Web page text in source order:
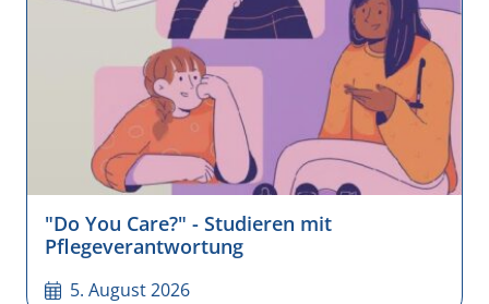
"Do You Care?" - Studieren mit
Pflegeverantwortung
5. August 2026